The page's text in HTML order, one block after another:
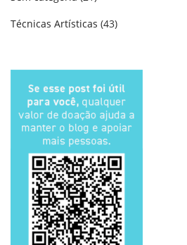
Técnicas Artísticas (43)